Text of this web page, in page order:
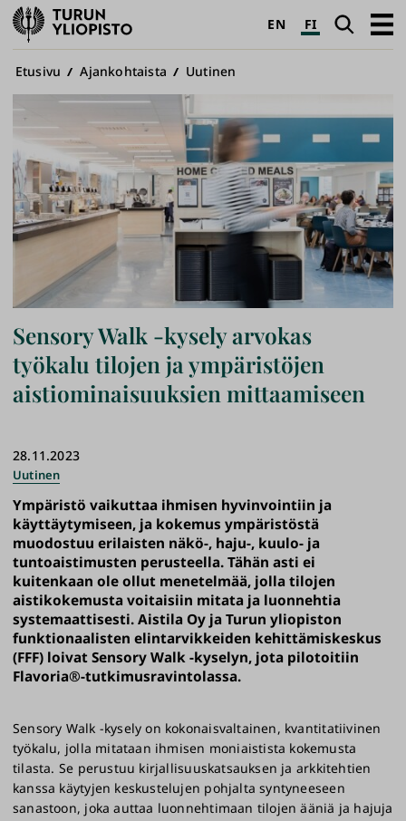
Turun
yliopisto
EN FI Haku
Avaa
Murupolku
Etusivu Ajankohtaista Uutinen
Sensory Walk -kysely arvokas
työkalu tilojen ja ympäristöjen
aistiominaisuuksien mittaamiseen
28.11.2023
Uutinen
Ympäristö vaikuttaa ihmisen hyvinvointiin ja
käyttäytymiseen, ja kokemus ympäristöstä
muodostuu erilaisten näkö-, haju-, kuulo- ja
tuntoaistimusten perusteella. Tähän asti ei
kuitenkaan ole ollut menetelmää, jolla tilojen
aistikokemusta voitaisiin mitata ja luonnehtia
systemaattisesti. Aistila Oy ja Turun yliopiston
funktionaalisten elintarvikkeiden kehittämiskeskus
(FFF) loivat Sensory Walk -kyselyn, jota pilotoitiin
Flavoria®-tutkimusravintolassa.
Sensory Walk -kysely on kokonaisvaltainen, kvantitatiivinen
työkalu, jolla mitataan ihmisen moniaistista kokemusta
tilasta. Se perustuu kirjallisuuskatsauksen ja arkkitehtien
kanssa käytyjen keskustelujen pohjalta syntyneeseen
sanastoon, joka auttaa luonnehtimaan tilojen ääniä ja hajuja